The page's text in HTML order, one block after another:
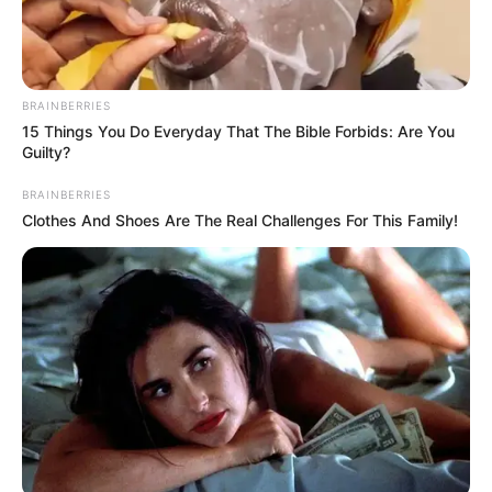
– hangsúlyozta Völgyi Zsuzsi a koncert után,
hozzátéve, hogy a zenekar nem tűri a tiszteletlen
viselkedést.
A rendezvényen egyébként mintegy 2 000 ember
fellépőktől. Völgyi kiemelte: “Ez nem egy falunapi
esemény volt, hanem fizetős fesztivál, és az
emberek joggal várhatják el a kulturált
szórakozást.”
Mi lesz a következmény?
A koncert végül sikeresen lezajlott, de az eset
árnyékot vetett az élményre. A zenekar és a
szervezők egyértelműen jelezték, hogy a jövőben is
BRAINBERRIES
15 Things You Do Everyday That The Bible Forbids: Are You
Guilty?
BRAINBERRIES
Clothes And Shoes Are The Real Challenges For This Family!